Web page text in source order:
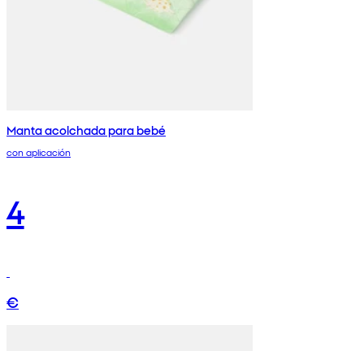
Manta acolchada para bebé
con aplicación
4
€